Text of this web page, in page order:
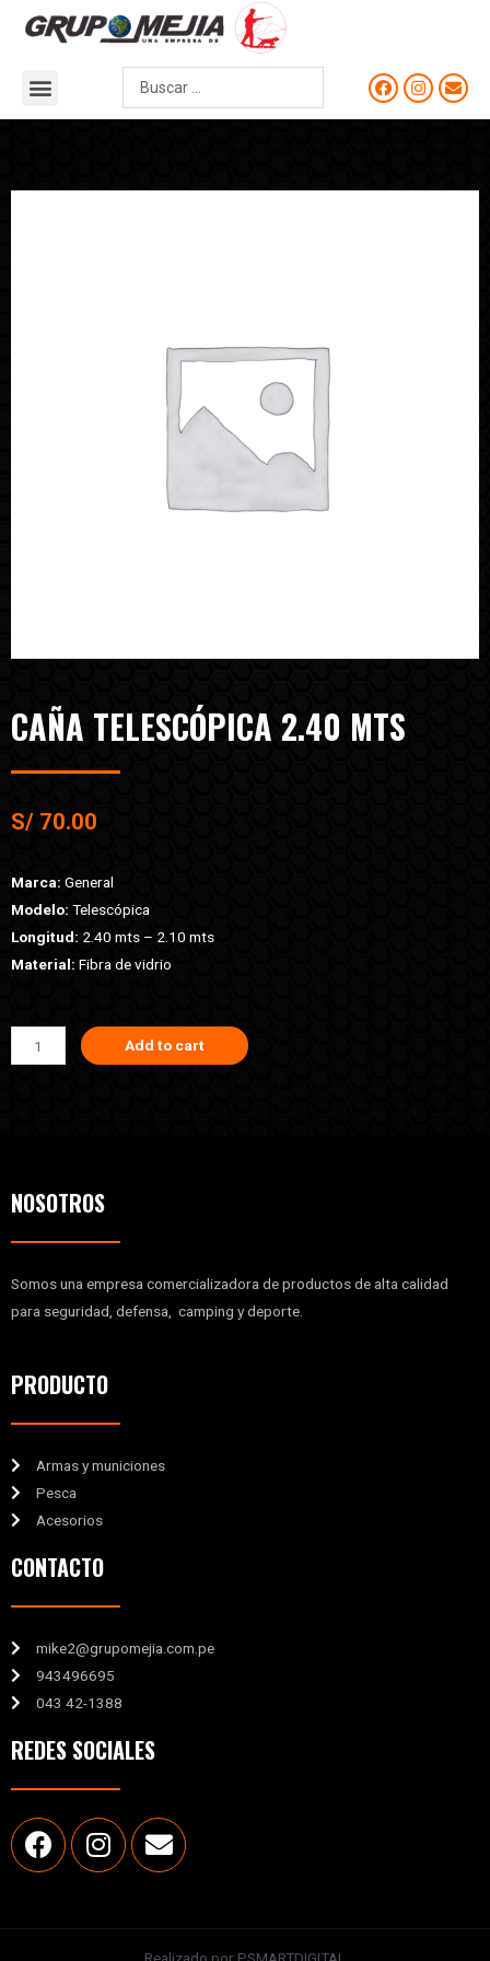
CAÑA TELESCÓPICA 2.40 MTS
S/ 70.00
Marca: General
Modelo: Telescópica
Longitud: 2.40 mts – 2.10 mts
Material: Fibra de vidrio
Add to cart
NOSOTROS
Somos una empresa comercializadora de productos de alta calidad
para seguridad, defensa, camping y deporte.
PRODUCTO
Armas y municiones
Pesca
Acesorios
CONTACTO
mike2@grupomejia.com.pe
943496695
043 42-1388
REDES SOCIALES